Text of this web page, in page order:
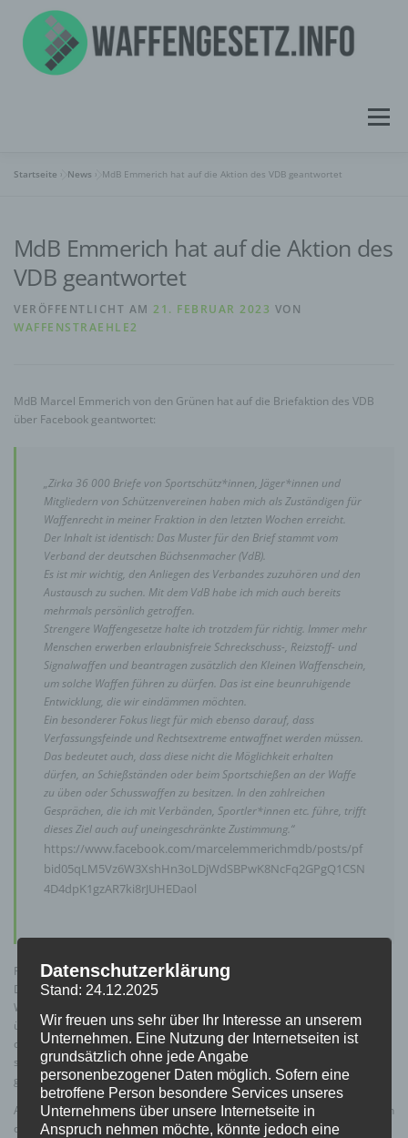
Inhalt
springen
Menü
WISSENSPORTAL KONTAKT
Startseite » News » MdB Emmerich hat auf die Aktion des VDB geantwortet
MdB Emmerich hat auf die Aktion des
VDB geantwortet
VERÖFFENTLICHT AM 21. FEBRUAR 2023 VON
WAFFENSTRAEHLE2
MdB Marcel Emmerich von den Grünen hat auf die Briefaktion des VDB
über Facebook geantwortet:
„Zirka 36 000 Briefe von Sportschütz*innen, Jäger*innen und
Mitgliedern von Schützenvereinen haben mich als Zuständigen für
Waffenrecht in meiner Fraktion in den letzten Wochen erreicht.
Der Inhalt ist identisch: Das Muster für den Brief stammt vom
Verband der deutschen Büchsenmacher (VdB).
Es ist mir wichtig, den Anliegen des Verbandes zuzuhören und den
Austausch zu suchen. Mit dem VdB habe ich mich auch bereits
mehrmals persönlich getroffen.
Strengere Waffengesetze halte ich trotzdem für richtig. Immer mehr
Menschen erwerben erlaubnisfreie Schreckschuss-, Reizstoff- und
Signalwaffen und beantragen zusätzlich den Kleinen Waffenschein,
um solche Waffen führen zu dürfen. Das ist eine beunruhigende
Entwicklung, die wir eindämmen möchten.
Ein besonderer Fokus liegt für mich ebenso darauf, dass
Verfassungsfeinde und Rechtsextreme entwaffnet werden müssen.
Das bedeutet auch, dass diese nicht die Möglichkeit erhalten
dürfen, an Schießständen oder beim Sportschießen an der Waffe
zu üben oder Schusswaffen zu besitzen. In den zahlreichen
Gesprächen, die ich mit Verbänden, Sportler*innen etc. führe, trifft
dieses Ziel auch auf uneingeschränkte Zustimmung.“
https://www.facebook.com/marcelemmerichmdb/posts/pf
bid05qLM5Vz6W3XshHn3oLDjWdSBPwK8NcFq2GPgQ1CSN
4D4dpK1gzAR7ki8rJUHEDaol
Positiv ist, daß sich mit dem VDB auch schon Treffen abgehalten wurden.
Daß die für ihn beunruhigende Entwicklung der Steigerung von Kleinen
Waffenscheinen vor allem in der Tatsache begründet wird, daß es
überhaupt erst seit einigen Jahren eine Pflicht gibt, ist verwunderlich. Auf
die Kritikpunkte des VDB wird leider nicht eingegangen und es wäre
sicherlich auch einfach mal nett gewesen, hätte man zur Kenntnis
genommen, daß es hier eine Vielzahl von Kritikpunkten an der Novelle gibt.
Auf die Problematik illegaler Waffen und die Erhöhung von Sicherheit durch
die Novelle wird ebenfalls nicht eingegangen.
Datenschutzerklärung
Stand: 24.12.2025
Wir freuen uns sehr über Ihr Interesse an unserem
Unternehmen. Eine Nutzung der Internetseiten ist
grundsätzlich ohne jede Angabe
personenbezogener Daten möglich. Sofern eine
betroffene Person besondere Services unseres
Unternehmens über unsere Internetseite in
Anspruch nehmen möchte, könnte jedoch eine